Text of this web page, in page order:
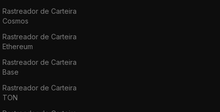
Rastreador de Carteira
Cosmos
Rastreador de Carteira
Ethereum
Rastreador de Carteira
Base
Rastreador de Carteira
TON